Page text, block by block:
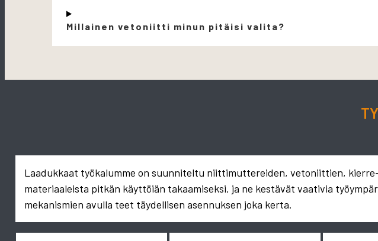
Millainen vetoniitti minun pitäisi valita?
Laadukkaat työkalumme on suunniteltu niittimuttereiden, vetoniittien,
materiaaleista pitkän käyttöiän takaamiseksi, ja ne kestävät vaativia
mekanismien avulla teet täydellisen asennuksen joka kerta.